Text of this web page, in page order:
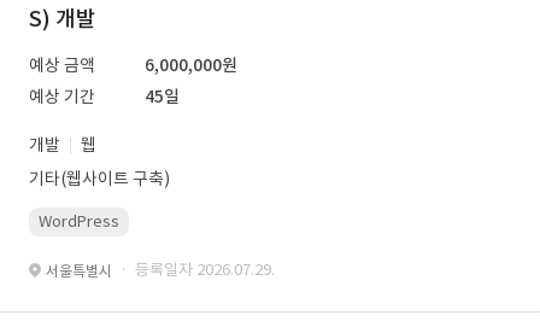
S) 개발
예상 금액
6,000,000원
예상 기간
45일
개발
웹
기타(웹사이트 구축)
WordPress
서울특별시 · 등록일자 2026.07.29.